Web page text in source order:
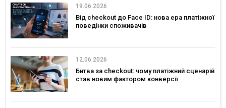
19.06.2026
Від checkout до Face ID: нова ера платіжної
поведінки споживачів
12.06.2026
Битва за checkout: чому платіжний сценарій
став новим фактором конверсії